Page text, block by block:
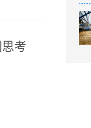
考